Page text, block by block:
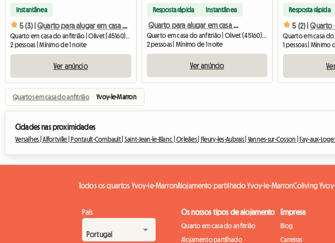
Instantânea
5 (3) | Quarto para alugar em casa particular
Quarto em casa do anfitrião | Olivet (45160) | 12 M2
2 pessoas | Mínimo de 1 noite
Ver anúncio
Resposta rápida Instantânea
Quarto para alugar em casa particular
Quarto em casa do anfitrião | Olivet (45160) | 12 M2
2 pessoas | Mínimo de 1 noite
Ver anúncio
Resposta rápida
5 (2) |
1 pessoas | Mínimo
Quartos em casa do anfitrião › Yvoy-le-Marron
Cidades nas proximidades
Versalhes |Alfortville | Pontault-Combault | Saint-Jean-le-Blanc |Orleães | Fleury-les-Aubrais | Vannes-sur-Cosson | Fay-aux-
Todos os quartos Yvoy-le-MarronAlojamento partilhado Yvoy-le-MarronColiving
País Os nossos tipos de alojamento
Quarto em casa do anfitrião
Alojamento partilhado
Empresa
Blog
Carreiras